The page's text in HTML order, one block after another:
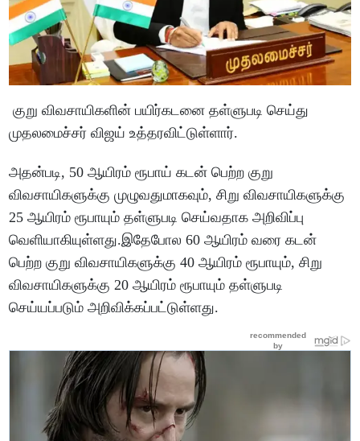
குறு விவசாயிகளின் பயிர்கடனை தள்ளுபடி செய்து
முதலமைச்சர் விஜய் உத்தரவிட்டுள்ளார்.
அதன்படி, 50 ஆயிரம் ரூபாய் கடன் பெற்ற குறு
விவசாயிகளுக்கு முழுவதுமாகவும், சிறு விவசாயிகளுக்கு
25 ஆயிரம் ரூபாயும் தள்ளுபடி செய்வதாக அறிவிப்பு
வெளியாகியுள்ளது.இதேபோல 60 ஆயிரம் வரை கடன்
பெற்ற குறு விவசாயிகளுக்கு 40 ஆயிரம் ரூபாயும், சிறு
விவசாயிகளுக்கு 20 ஆயிரம் ரூபாயும் தள்ளுபடி
செய்யப்படும் அறிவிக்கப்பட்டுள்ளது.